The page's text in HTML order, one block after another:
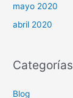
mayo 2020
abril 2020
Categorías
Blog